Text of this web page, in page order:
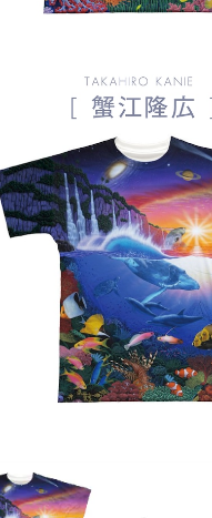
江隆広｜フルグラフィック
00001_005
¥5,940